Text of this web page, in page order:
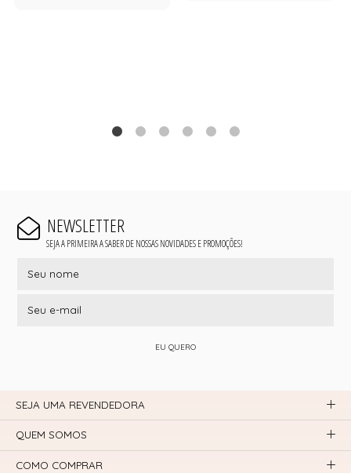
NEWSLETTER
SEJA A PRIMEIRA A SABER DE NOSSAS NOVIDADES E PROMOÇÕES!
EU QUERO
SEJA UMA REVENDEDORA
QUEM SOMOS
COMO COMPRAR